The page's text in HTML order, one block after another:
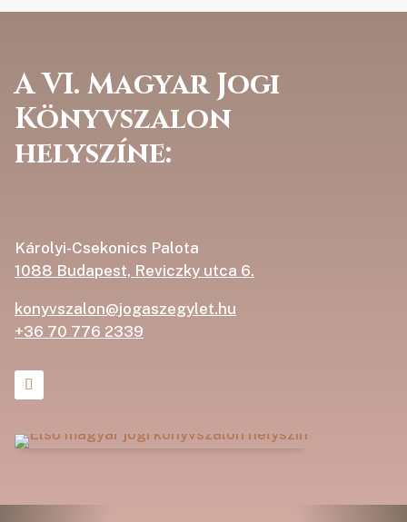
A VI. Magyar Jogi
Könyvszalon
helyszíne:
Károlyi-Csekonics Palota
1088 Budapest, Reviczky utca 6.
konyvszalon@jogaszegylet.hu
+36 70 776 2339